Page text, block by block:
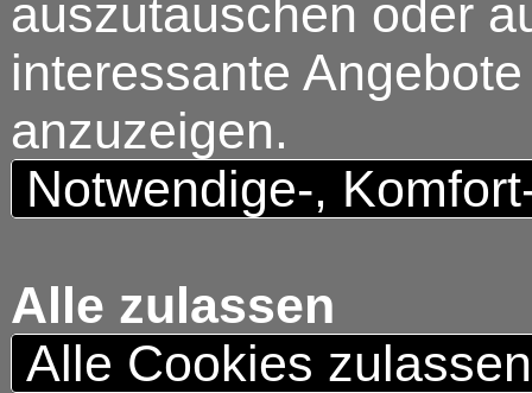
auszutauschen oder
interessante
anzuzeigen.
Notwendige-,
Alle zulassen
Alle Cookies